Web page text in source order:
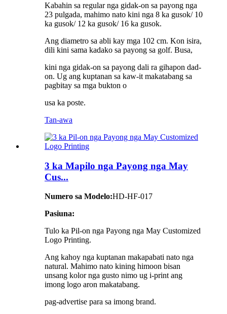
Kabahin sa regular nga gidak-on sa payong nga
23 pulgada, mahimo nato kini nga 8 ka gusok/ 10
ka gusok/ 12 ka gusok/ 16 ka gusok.
Ang diametro sa abli kay mga 102 cm. Kon isira,
dili kini sama kadako sa payong sa golf. Busa,
kini nga gidak-on sa payong dali ra gihapon dad-
on. Ug ang kuptanan sa kaw-it makatabang sa
pagbitay sa mga bukton o
usa ka poste.
Tan-awa
3 ka Mapilo nga Payong nga May
Cus...
Numero sa Modelo:HD-HF-017
Pasiuna:
Tulo ka Pil-on nga Payong nga May Customized
Logo Printing.
Ang kahoy nga kuptanan makapabati nato nga
natural. Mahimo nato kining himoon bisan
unsang kolor nga gusto nimo ug i-print ang
imong logo aron makatabang.
pag-advertise para sa imong brand.